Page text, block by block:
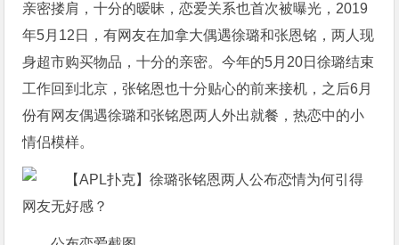
亲密搂肩，十分的暧昧，恋爱关系也首次被曝光，2019
年5月12日，有网友在加拿大偶遇徐璐和张恩铭，两人现
身超市购买物品，十分的亲密。今年的5月20日徐璐结束
工作回到北京，张铭恩也十分贴心的前来接机，之后6月
份有网友偶遇徐璐和张铭恩两人外出就餐，热恋中的小
情侣模样。